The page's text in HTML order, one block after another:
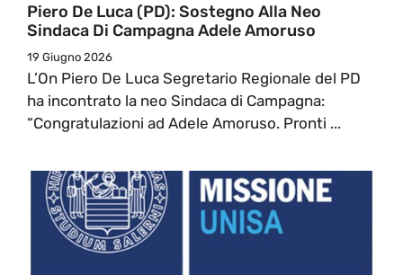
Piero De Luca (PD): Sostegno Alla Neo
Sindaca Di Campagna Adele Amoruso
19 Giugno 2026
L’On Piero De Luca Segretario Regionale del PD
ha incontrato la neo Sindaca di Campagna:
“Congratulazioni ad Adele Amoruso. Pronti ...